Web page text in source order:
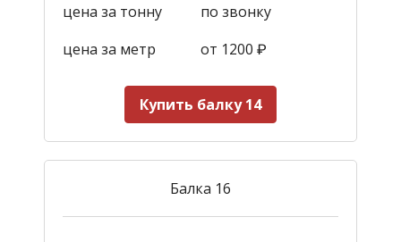
цена за тонну
по звонку
цена за метр
от 1200 ₽
Купить балку 14
Балка 16